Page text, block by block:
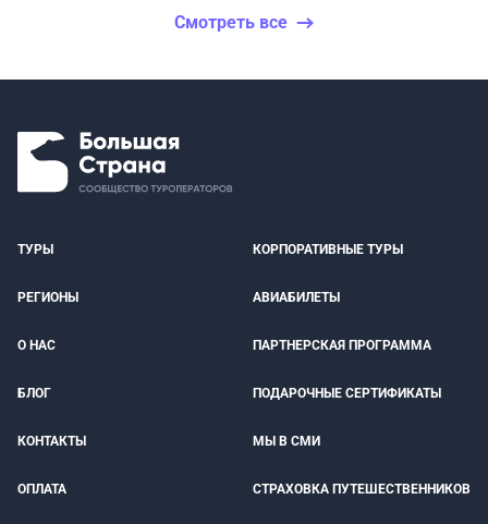
Смотреть все
ТУРЫ КОРПОРАТИВНЫЕ ТУРЫ
РЕГИОНЫ АВИАБИЛЕТЫ
О НАС ПАРТНЕРСКАЯ ПРОГРАММА
БЛОГ ПОДАРОЧНЫЕ СЕРТИФИКАТЫ
КОНТАКТЫ МЫ В СМИ
ОПЛАТА СТРАХОВКА ПУТЕШЕСТВЕННИКОВ